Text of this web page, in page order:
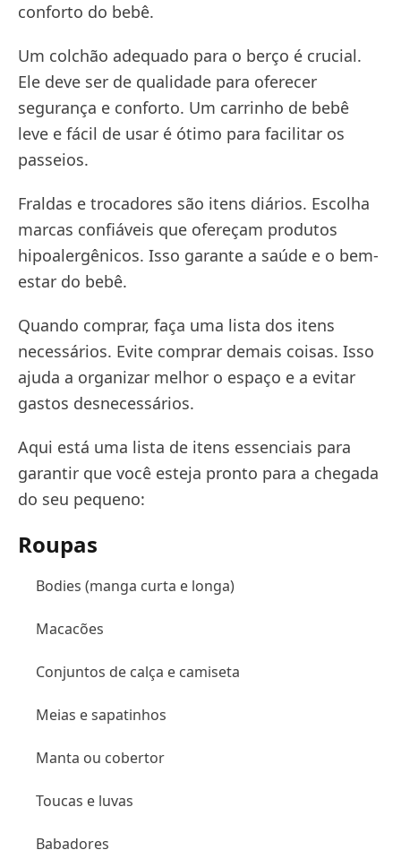
conforto do bebê.
Um colchão adequado para o berço é crucial.
Ele deve ser de qualidade para oferecer
segurança e conforto. Um carrinho de bebê
leve e fácil de usar é ótimo para facilitar os
passeios.
Fraldas e trocadores são itens diários. Escolha
marcas confiáveis que ofereçam produtos
hipoalergênicos. Isso garante a saúde e o bem-
estar do bebê.
Quando comprar, faça uma lista dos itens
necessários. Evite comprar demais coisas. Isso
ajuda a organizar melhor o espaço e a evitar
gastos desnecessários.
Aqui está uma lista de itens essenciais para
garantir que você esteja pronto para a chegada
do seu pequeno:
Roupas
Bodies (manga curta e longa)
Macacões
Conjuntos de calça e camiseta
Meias e sapatinhos
Manta ou cobertor
Toucas e luvas
Babadores